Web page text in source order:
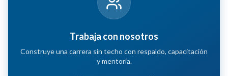
Trabaja con nosotros
Construye una carrera sin techo con respaldo, capacitación
y mentoría.